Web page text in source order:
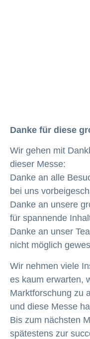
Danke für diese
Wir gehen mit
dieser Messe:
Danke an alle
bei uns
Danke an unsere
für spannende
Danke an unser
nicht möglich
Wir nehmen viele
es kaum erwarten,
Marktforschung zu
und diese Messe
Bis zum nächsten
spätestens zur